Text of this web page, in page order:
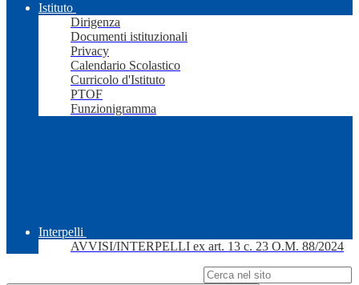
Istituto
Dirigenza
Documenti istituzionali
Privacy
Calendario Scolastico
Curricolo d'Istituto
PTOF
Funzionigramma
Interpelli
AVVISI/INTERPELLI ex art. 13 c. 23 O.M. 88/2024